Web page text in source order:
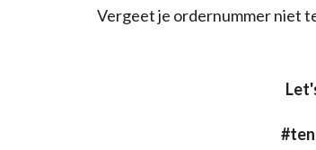
Vergeet je ordernummer niet